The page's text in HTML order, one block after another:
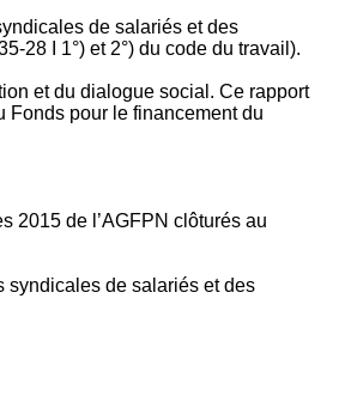
de salariés et des
I 1°) et 2°) du code du travail).
et du dialogue social. Ce rapport
pour le financement du
2015 de l’AGFPN clôturés au
syndicales de salariés et des